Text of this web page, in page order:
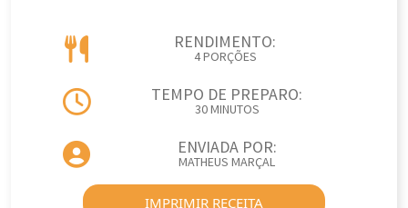
RENDIMENTO:
4 PORÇÕES
TEMPO DE PREPARO:
30 MINUTOS
ENVIADA POR:
MATHEUS MARÇAL
IMPRIMIR RECEITA